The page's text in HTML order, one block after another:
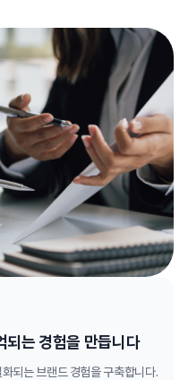
되는 경험을 만듭니다
되는 브랜드 경험을 구축합니다.